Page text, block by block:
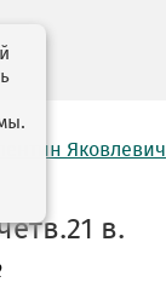
Яковлевич
в.